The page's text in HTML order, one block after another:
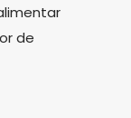
de